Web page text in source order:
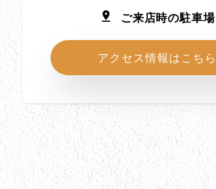
ご来店時の駐車場
アクセス情報はこちら
所在地